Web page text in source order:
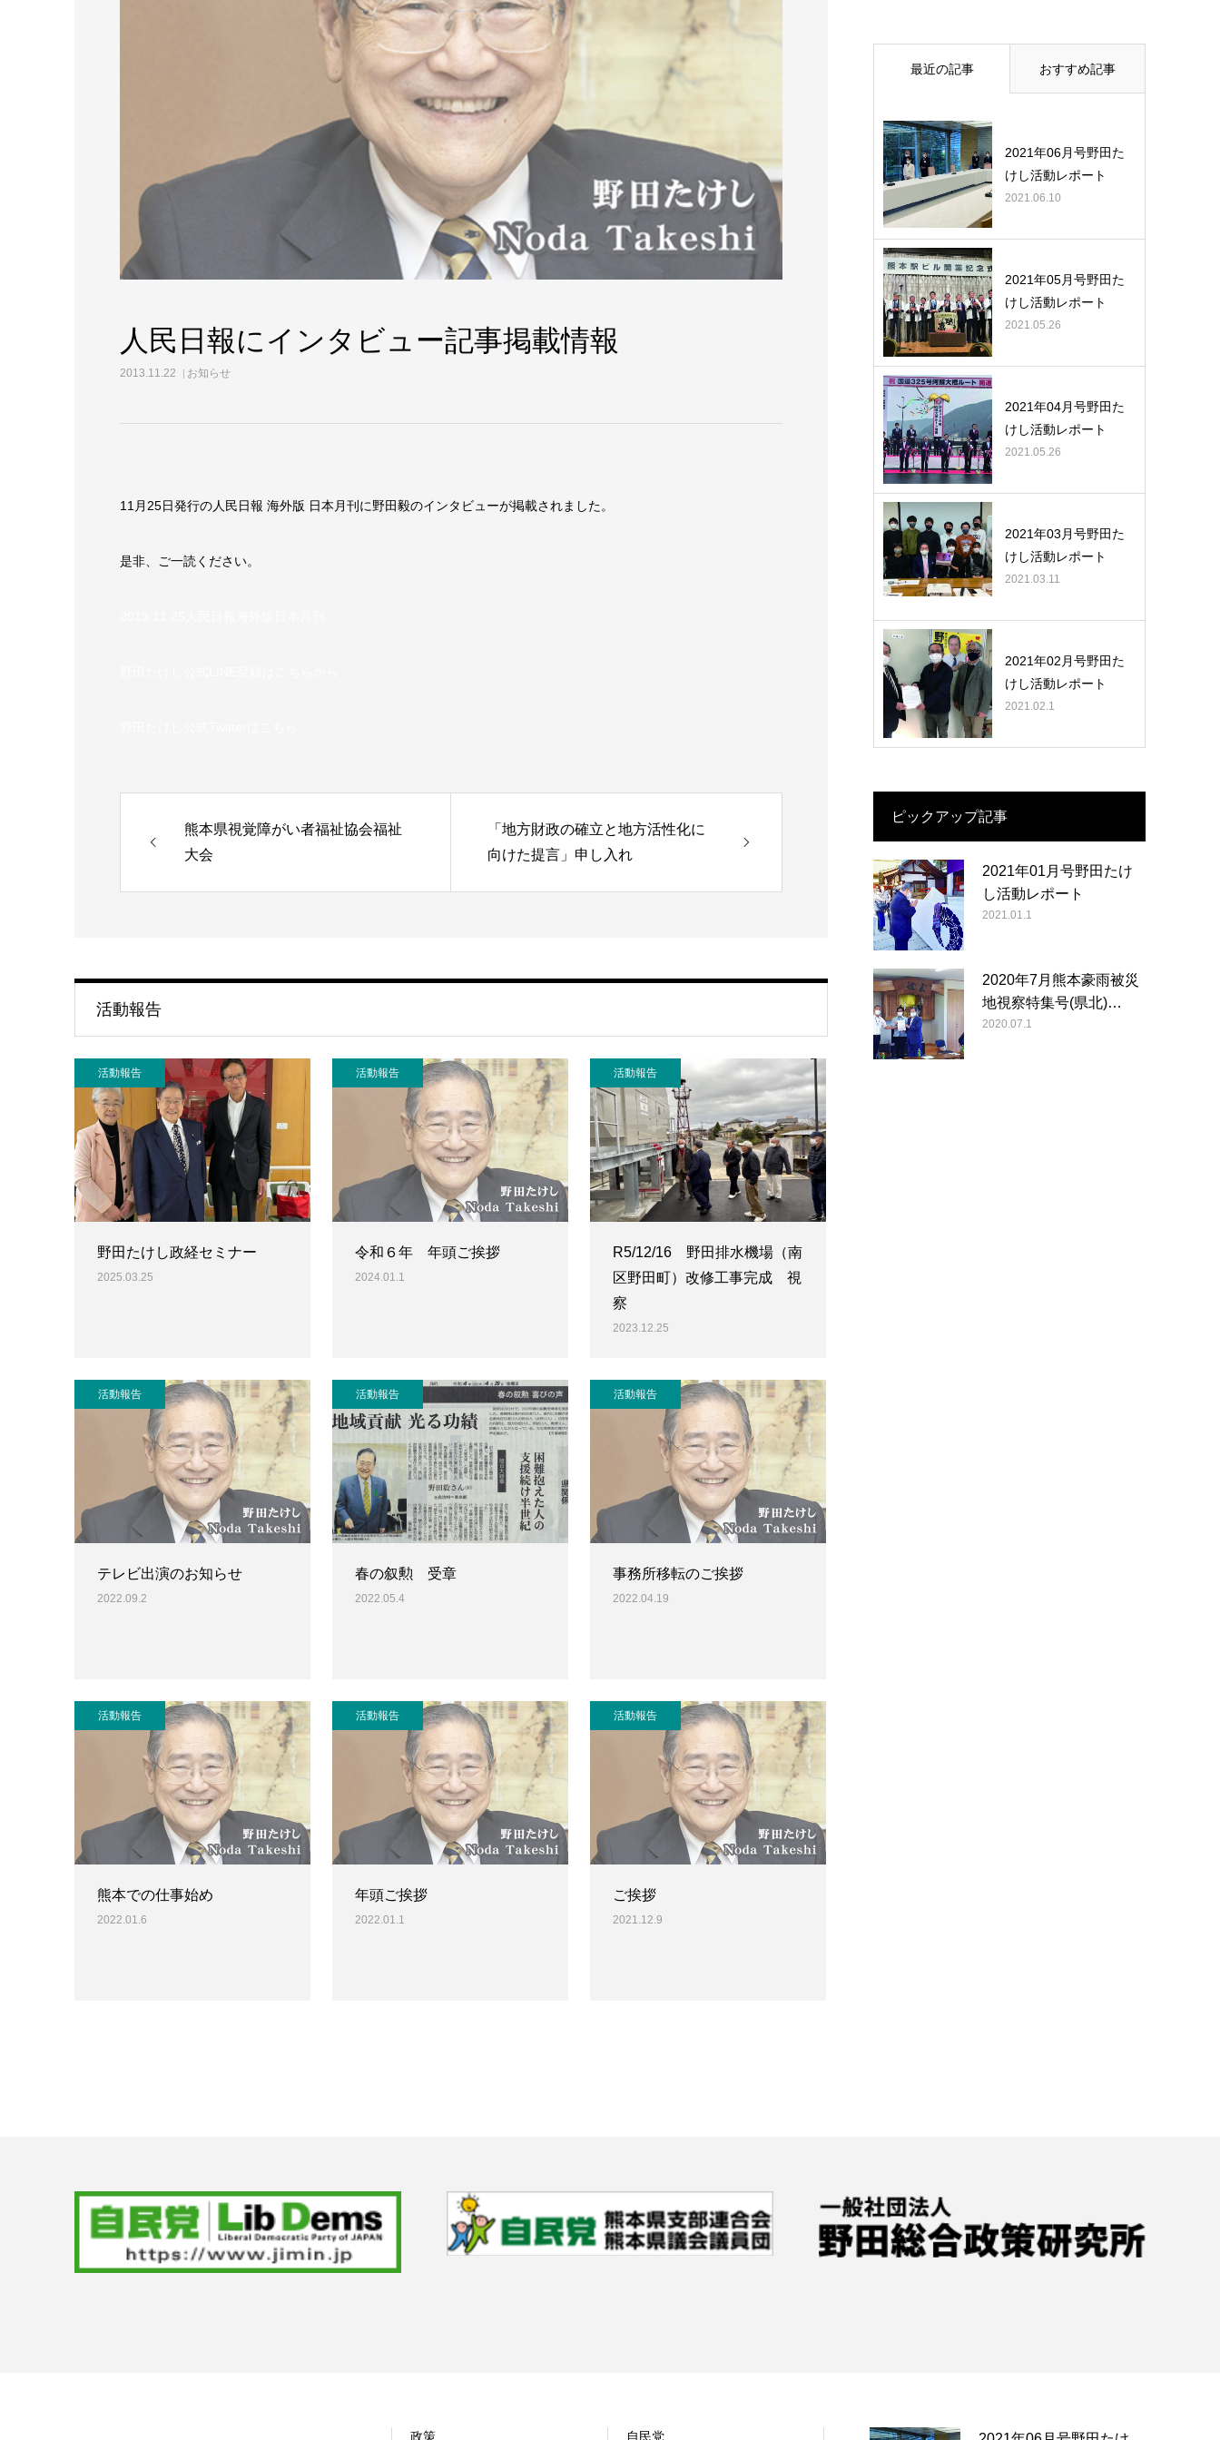
人民日報にインタビュー記事掲載情報
2013.11.22 お知らせ
11月25日発行の人民日報 海外版 日本月刊に野田毅のインタビューが掲載されました。
是非、ご一読ください。
熊本県視覚障がい者福祉協会福祉
大会
「地方財政の確立と地方活性化に
向けた提言」申し入れ
活動報告
活動報告
野田たけし政経セミナー
2025.03.25
活動報告
令和６年 年頭ご挨拶
2024.01.1
活動報告
R5/12/16 野田排水機場（南
区野田町）改修工事完成 視
察
2023.12.25
活動報告
テレビ出演のお知らせ
2022.09.2
活動報告
春の叙勲 受章
2022.05.4
活動報告
事務所移転のご挨拶
2022.04.19
活動報告
熊本での仕事始め
2022.01.6
活動報告
年頭ご挨拶
2022.01.1
活動報告
ご挨拶
2021.12.9
最近の記事 おすすめ記事
2021年06月号野田た
けし活動レポート
2021.06.10
2021年05月号野田た
けし活動レポート
2021.05.26
2021年04月号野田た
けし活動レポート
2021.05.26
2021年03月号野田た
けし活動レポート
2021.03.11
2021年02月号野田た
けし活動レポート
2021.02.1
ピックアップ記事
2021年01月号野田たけ
し活動レポート
2021.01.1
2020年7月熊本豪雨被災
地視察特集号(県北)…
2020.07.1
政策 自民党